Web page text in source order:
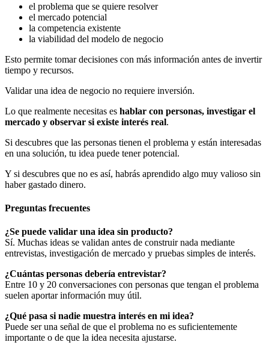
el problema que se quiere resolver
el mercado potencial
la competencia existente
la viabilidad del modelo de negocio
Esto permite tomar decisiones con más información antes de invertir
tiempo y recursos.
Validar una idea de negocio no requiere inversión.
Lo que realmente necesitas es hablar con personas, investigar el
mercado y observar si existe interés real.
Si descubres que las personas tienen el problema y están interesadas
en una solución, tu idea puede tener potencial.
Y si descubres que no es así, habrás aprendido algo muy valioso sin
haber gastado dinero.
Preguntas frecuentes
¿Se puede validar una idea sin producto?
Sí. Muchas ideas se validan antes de construir nada mediante
entrevistas, investigación de mercado y pruebas simples de interés.
¿Cuántas personas debería entrevistar?
Entre 10 y 20 conversaciones con personas que tengan el problema
suelen aportar información muy útil.
¿Qué pasa si nadie muestra interés en mi idea?
Puede ser una señal de que el problema no es suficientemente
importante o de que la idea necesita ajustarse.